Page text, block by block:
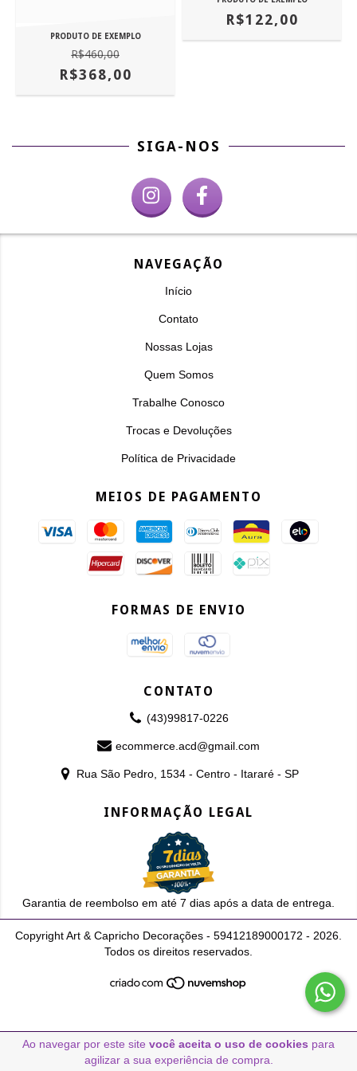
Ao navegar por este site você aceita o uso de cookies para
agilizar a sua experiência de compra.
PRODUTO DE EXEMPLO
R$460,00
R$368,00
R$122,00
SIGA-NOS
NAVEGAÇÃO
Início
Contato
Nossas Lojas
Quem Somos
Trabalhe Conosco
Trocas e Devoluções
Política de Privacidade
MEIOS DE PAGAMENTO
FORMAS DE ENVIO
CONTATO
(43)99817-0226
ecommerce.acd@gmail.com
Rua São Pedro, 1534 - Centro - Itararé - SP
INFORMAÇÃO LEGAL
Garantia de reembolso em até 7 dias após a data de entrega.
Copyright Art & Capricho Decorações - 59412189000172 - 2026.
Todos os direitos reservados.